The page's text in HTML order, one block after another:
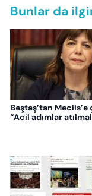
Bunlar da
Beştaş’tan Meclis’e
“Acil adımlar